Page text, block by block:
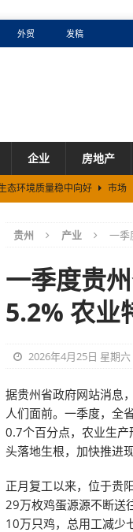
外贸 发稿
企业 房地产
态环境质量稳中向好
市场
省外客源持续扩容
市场
数增长！上半年贵州省居民
办法为工业固废回填划定“红
贵州 产业 一季
一季度贵
5.2% 农业
2026年4月25日 星期六
据贵州省政府网站消息
人们面前。一季度，全
0.7个百分点，农业生
头落地生根，加快推进
正月复工以来，位于贵
29万枚鸡蛋源源不断送
10万只鸡，总用工减少